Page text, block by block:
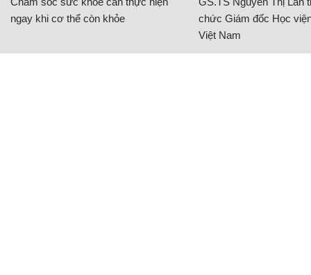
ngay khi cơ thể còn khỏe
chức Giám đốc Học
Việt Nam